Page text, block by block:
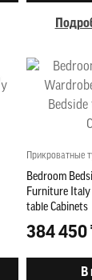
Прикроватные
Bedroom
Furniture Italy
table Cabinets
384 450
В